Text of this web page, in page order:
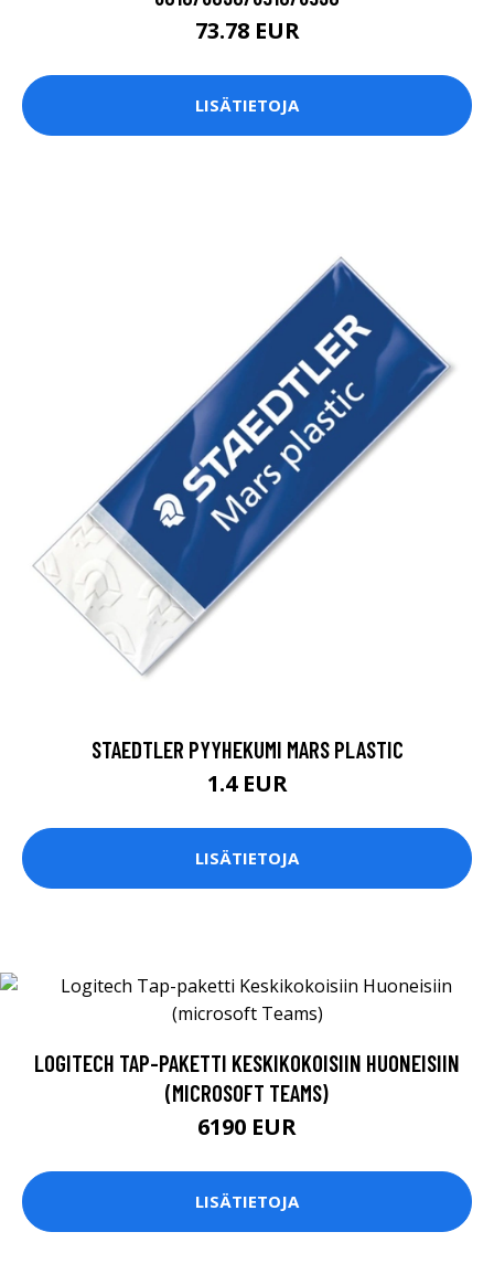
73.78 EUR
LISÄTIETOJA
STAEDTLER PYYHEKUMI MARS PLASTIC
1.4 EUR
LISÄTIETOJA
LOGITECH TAP-PAKETTI KESKIKOKOISIIN HUONEISIIN
(MICROSOFT TEAMS)
6190 EUR
LISÄTIETOJA